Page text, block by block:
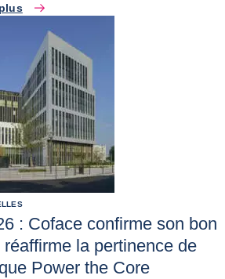
: Coface confirme son bon
réaffirme la pertinence de
Power the Core